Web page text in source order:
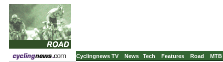
Cyclingnews TV News Tech Features Road MTB